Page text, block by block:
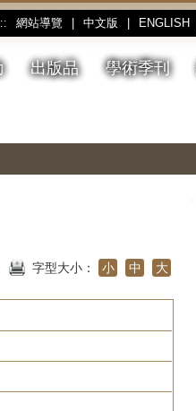
網站導覽 中文版 ENGLISH
出版品 學術季刊
字型大小： 小 中 大